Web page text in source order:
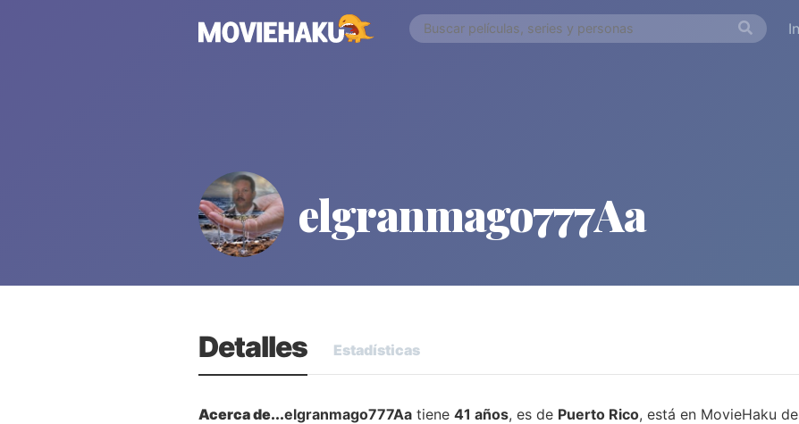
elgranmago777Aa
Detalles Estadísticas
Acerca de...elgranmago777Aa tiene 41 años, es de Puerto Rico, está en MovieHaku